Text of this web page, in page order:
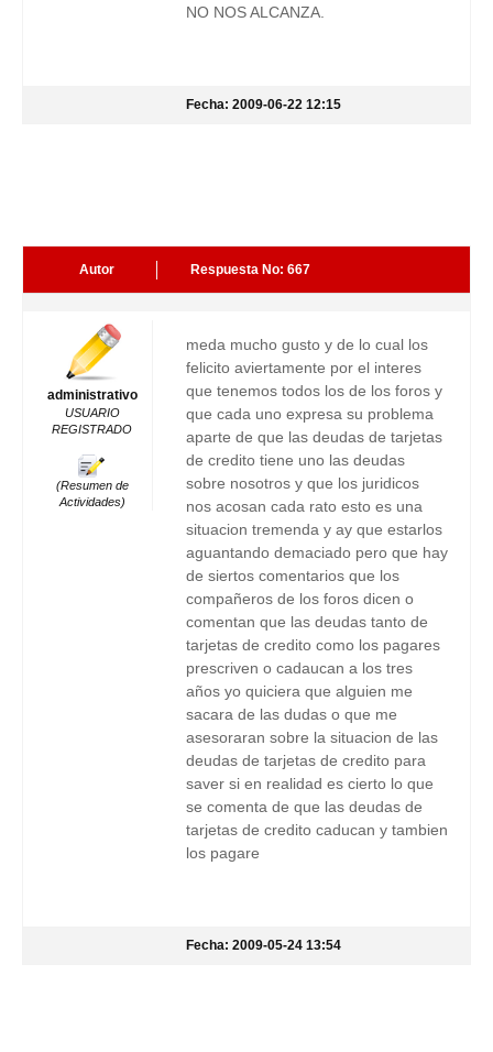
NO NOS ALCANZA.
Fecha: 2009-06-22 12:15
Autor Respuesta No: 667
administrativo
USUARIO
REGISTRADO
(Resumen de
Actividades)
meda mucho gusto y de lo cual los
felicito aviertamente por el interes
que tenemos todos los de los foros y
que cada uno expresa su problema
aparte de que las deudas de tarjetas
de credito tiene uno las deudas
sobre nosotros y que los juridicos
nos acosan cada rato esto es una
situacion tremenda y ay que estarlos
aguantando demaciado pero que hay
de siertos comentarios que los
compañeros de los foros dicen o
comentan que las deudas tanto de
tarjetas de credito como los pagares
prescriven o cadaucan a los tres
años yo quiciera que alguien me
sacara de las dudas o que me
asesoraran sobre la situacion de las
deudas de tarjetas de credito para
saver si en realidad es cierto lo que
se comenta de que las deudas de
tarjetas de credito caducan y tambien
los pagare
Fecha: 2009-05-24 13:54